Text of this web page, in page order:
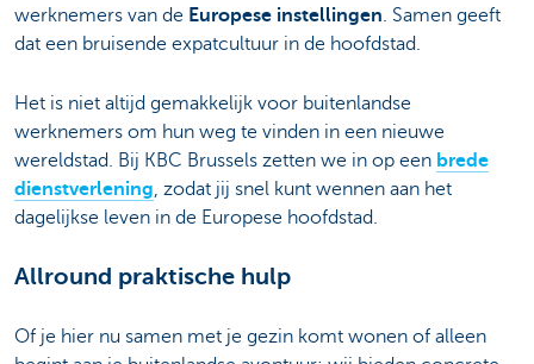
werknemers van de Europese instellingen. Samen geeft
dat een bruisende expatcultuur in de hoofdstad.
Het is niet altijd gemakkelijk voor buitenlandse
werknemers om hun weg te vinden in een nieuwe
wereldstad. Bij KBC Brussels zetten we in op een brede
dienstverlening, zodat jij snel kunt wennen aan het
dagelijkse leven in de Europese hoofdstad.
Allround praktische hulp
Of je hier nu samen met je gezin komt wonen of alleen